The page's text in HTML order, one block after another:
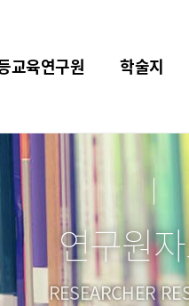
교육연구원 학술지
연구원
RESEARCHER